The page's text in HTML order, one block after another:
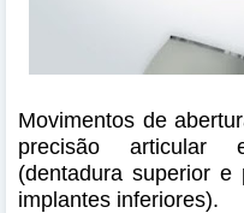
Movimentos de
precisão articular
(dentadura superior e
implantes inferiores).